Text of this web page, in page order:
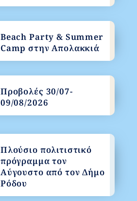
Πλούσιο πολιτιστικό
πρόγραμμα τον
Αύγουστο από τον Δήμο
Ρόδου
Beach Party & Summer
Camp στην Απολακκιά
Προβολές 30/07-
09/08/2026